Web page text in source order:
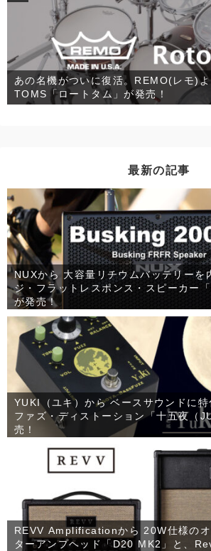
あの名機がついに復活。REMO(レモ)
TOMS「ロートタム」が発売！
最新の記事
NUXから 大容量リチウムバッテリーを
ジ・フラットレスポンス・スピーカー
が発売！
YUKI（ユキ）から ベースサウンドに特
ファズ・ディストーション「十五夜（
売！
REVV Amplificationから 20W仕様の
ターアンプヘッド「D20 MK2」と、